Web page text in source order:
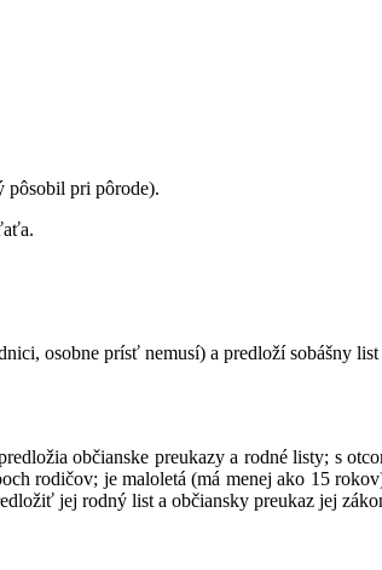
pôsobil pri pôrode).
osobne prísť nemusí) a predloží sobášny
občianske preukazy a rodné listy; s
rodičov; je maloletá (má menej ako 15
jej rodný list a občiansky preukaz jej